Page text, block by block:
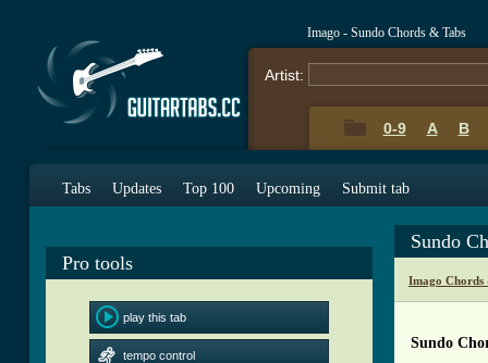
Imago - Sundo Chords & Tabs
Artist:
0-9 A B
Tabs Updates Top 100 Upcoming Submit tab
Pro tools
play this tab
tempo control
Sundo
Imago Chords
Sundo